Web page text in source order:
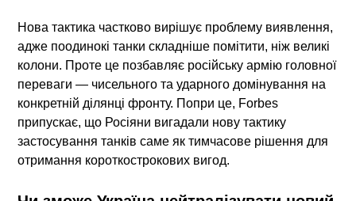
Нова тактика частково вирішує проблему виявлення,
адже поодинокі танки складніше помітити, ніж великі
колони. Проте це позбавляє російську армію головної
переваги — чисельного та ударного домінування на
конкретній ділянці фронту. Попри це, Forbes
припускає, що Росіяни вигадали нову тактику
застосування танків саме як тимчасове рішення для
отримання короткострокових вигод.